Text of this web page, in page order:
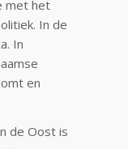
met het
In de
In
en
de Oost is